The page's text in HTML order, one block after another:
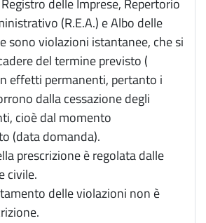
delle Imprese, Repertorio
(R.E.A.) e Albo delle
sono violazioni istantanee, che si
del termine previsto (
effetti permanenti, pertanto i
dalla cessazione degli
cioè dal momento
(data domanda).
prescrizione è regolata dalle
civile.
delle violazioni non è